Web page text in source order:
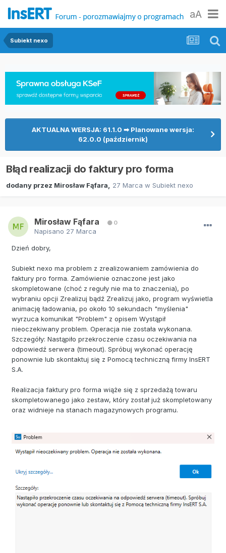
aA
Subiekt nexo
AKTUALNA WERSJA: 61.1.0 ➡ Planowane wersja:
62.0.0 (październik)
Błąd realizacji do faktury pro forma
dodany przez Mirosław Fąfara 27 Marca w Subiekt nexo
Mirosław Fąfara 0
Napisano 27 Marca
Dzień dobry,
Subiekt nexo ma problem z zrealizowaniem zamówienia do
faktury pro forma. Zamówienie oznaczone jest jako
skompletowane (choć z reguły nie ma to znaczenia), po
wybraniu opcji Zrealizuj bądź Zrealizuj jako, program wyświetla
animację ładowania, po około 10 sekundach "myślenia"
wyrzuca komunikat "Problem" z opisem Wystąpił
nieoczekiwany problem. Operacja nie została wykonana.
Szczegóły: Nastąpiło przekroczenie czasu oczekiwania na
odpowiedź serwera (timeout). Spróbuj wykonać operację
ponownie lub skontaktuj się z Pomocą techniczną firmy InsERT
S.A.
Realizacja faktury pro forma wiąże się z sprzedażą towaru
skompletowanego jako zestaw, który został już skompletowany
oraz widnieje na stanach magazynowych programu.